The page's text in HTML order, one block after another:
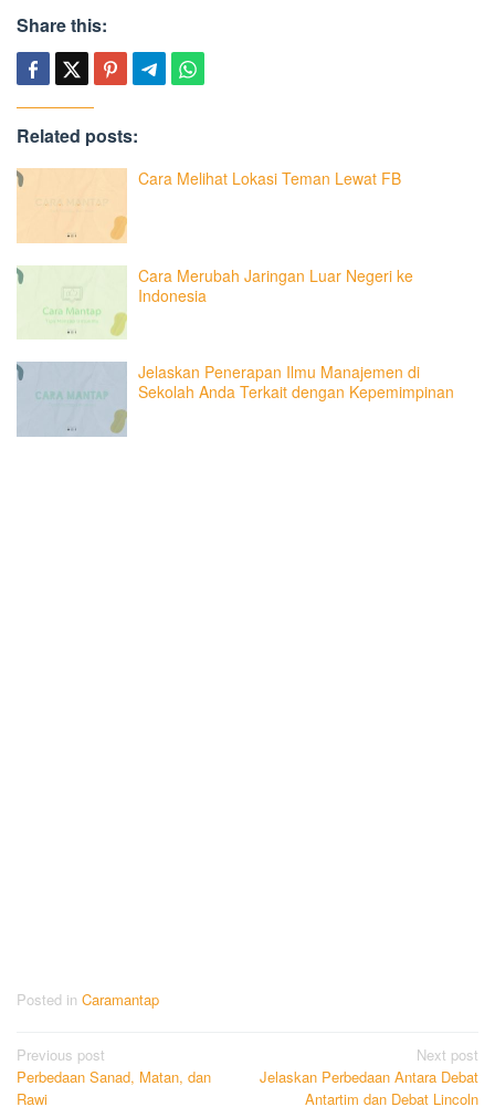
Share this:
Related posts:
Cara Melihat Lokasi Teman Lewat FB
Cara Merubah Jaringan Luar Negeri ke
Indonesia
Jelaskan Penerapan Ilmu Manajemen di
Sekolah Anda Terkait dengan Kepemimpinan
Posted in Caramantap
Post
navigation
Previous post
Perbedaan Sanad, Matan, dan
Rawi
Next post
Jelaskan Perbedaan Antara Debat
Antartim dan Debat Lincoln